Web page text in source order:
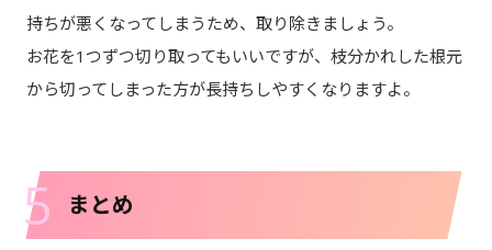
持ちが悪くなってしまうため、取り除きましょう。
お花を1つずつ切り取ってもいいですが、枝分かれした根元
から切ってしまった方が長持ちしやすくなりますよ。
5 まとめ